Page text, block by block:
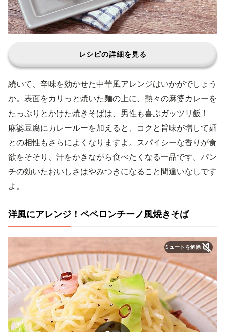
レシピの詳細を見る
続いて、辛味を効かせた中華風アレンジはいかがでしょう
か。表面をカリっと焼いた麺の上に、熱々の麻婆カレーを
たっぷりとかけた焼きそばは、男性も喜ぶガッツリ飯！
麻婆豆腐にカレールーを加えると、コクと旨味が増して麺
との相性もさらによくなりますよ。スパイシーな香りが食
欲をそそり、汗をかきながら食べたくなる一品です。パン
チの効いたおいしさはやみつきになること間違いなしです
よ。
洋風にアレンジ！ペペロンチーノ風焼きそば
ミュートを解除